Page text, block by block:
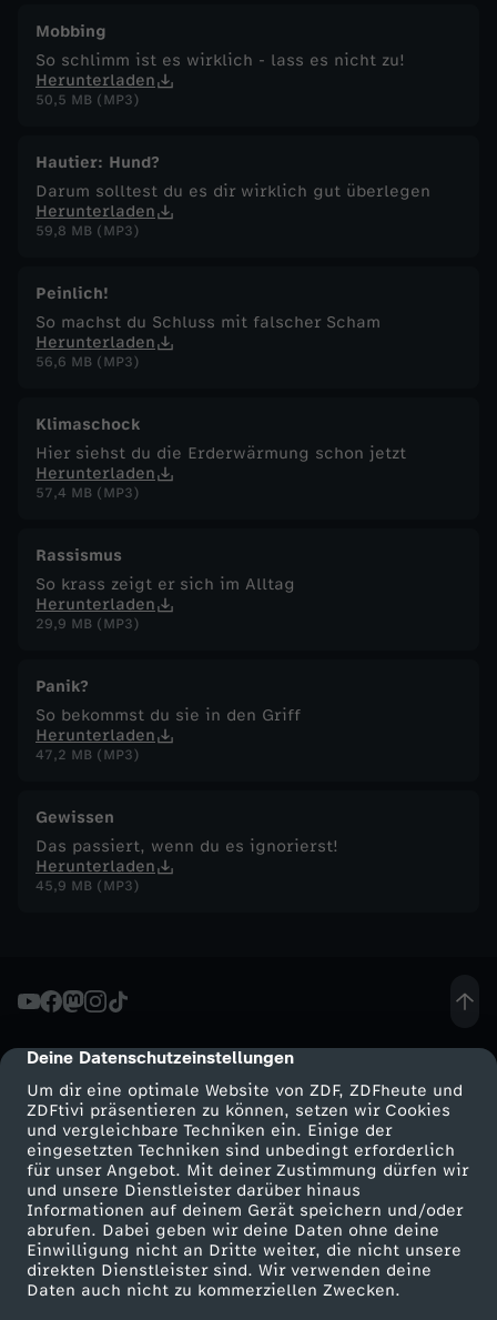
cmp-dialog-description
Deine Datenschutzeinstellungen
Um dir eine optimale Website von ZDF, ZDFheute und
ZDFtivi präsentieren zu können, setzen wir Cookies
und vergleichbare Techniken ein. Einige der
eingesetzten Techniken sind unbedingt erforderlich
für unser Angebot. Mit deiner Zustimmung dürfen wir
und unsere Dienstleister darüber hinaus
Informationen auf deinem Gerät speichern und/oder
abrufen. Dabei geben wir deine Daten ohne deine
Einwilligung nicht an Dritte weiter, die nicht unsere
direkten Dienstleister sind. Wir verwenden deine
Daten auch nicht zu kommerziellen Zwecken.
Mobbing
So schlimm ist es wirklich - lass es nicht zu!
Herunterladen
50,5 MB (MP3)
Hautier: Hund?
Darum solltest du es dir wirklich gut überlegen
Herunterladen
59,8 MB (MP3)
Peinlich!
So machst du Schluss mit falscher Scham
Herunterladen
56,6 MB (MP3)
Klimaschock
Hier siehst du die Erderwärmung schon jetzt
Herunterladen
57,4 MB (MP3)
Rassismus
So krass zeigt er sich im Alltag
Herunterladen
29,9 MB (MP3)
Panik?
So bekommst du sie in den Griff
Herunterladen
47,2 MB (MP3)
Gewissen
Das passiert, wenn du es ignorierst!
Herunterladen
45,9 MB (MP3)
Mehr ZDF
ZDF-Apps
Smart TV
ZDFtext
Service
ZDFmitreden
Kontakt zum ZDF
Tickets